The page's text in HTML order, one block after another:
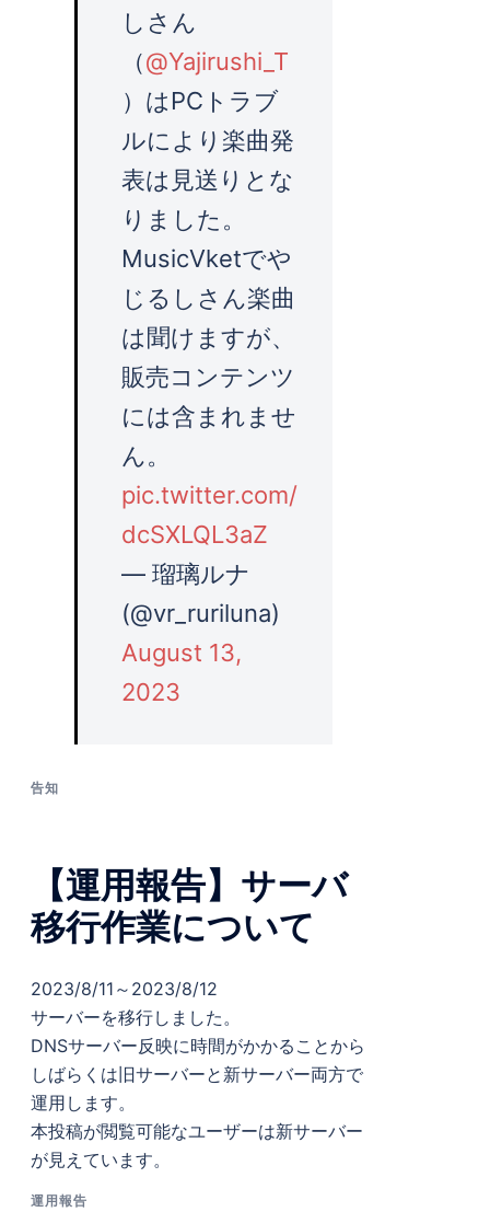
しさん
（@Yajirushi_T
）はPCトラブ
ルにより楽曲発
表は見送りとな
りました。
MusicVketでや
じるしさん楽曲
は聞けますが、
販売コンテンツ
には含まれませ
ん。
pic.twitter.com/
dcSXLQL3aZ
— 瑠璃ルナ
(@vr_ruriluna)
August 13,
2023
告知
【運用報告】サーバ
移行作業について
2023/8/11～2023/8/12
サーバーを移行しました。
DNSサーバー反映に時間がかかることから
しばらくは旧サーバーと新サーバー両方で
運用します。
本投稿が閲覧可能なユーザーは新サーバー
が見えています。
運用報告